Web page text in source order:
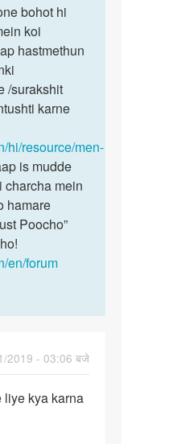
bohot hi
koi
hastmethun
/surakshit
karne
hi/resource/men-
is mudde
charcha mein
hamare
Poocho”
en/forum
2019 - 03:06 बजे
liye kya karna